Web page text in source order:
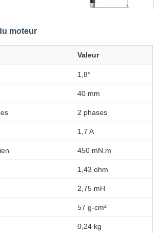
moteur
Valeur
1,8°
40 mm
2 phases
1,7 A
450 mN.m
1,43 ohm
2,75 mH
57 g-cm²
0,24 kg